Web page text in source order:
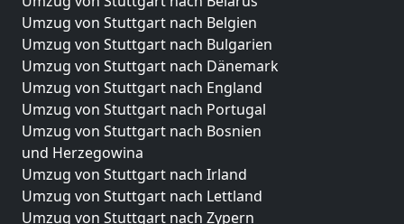
Umzug von Stuttgart nach Belgien
Umzug von Stuttgart nach Bulgarien
Umzug von Stuttgart nach Dänemark
Umzug von Stuttgart nach England
Umzug von Stuttgart nach Portugal
Umzug von Stuttgart nach Bosnien
und Herzegowina
Umzug von Stuttgart nach Irland
Umzug von Stuttgart nach Lettland
Umzug von Stuttgart nach Zypern